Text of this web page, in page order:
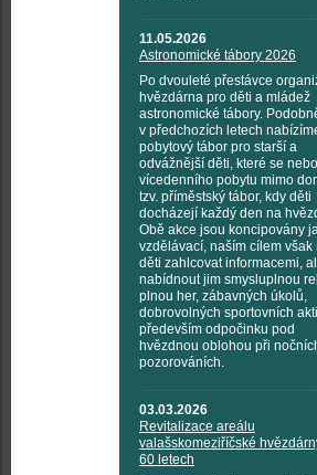
11.05.2026
Astronomické tábory 2026
Po dvouleté přestávce
hvězdárna pro děti a mládež
astronomické tábory.
v předchozích letech
pobytový tábor pro starší a
odvážnější děti, které se
vícedenního pobytu mimo
tzv. příměstský tábor, kdy děti
docházejí každý den na
Obě akce jsou koncipovány
vzdělávací, naším cílem však
děti zahlcovat informacemi,
nabídnout jim smysluplnou
plnou her, zábavných úkolů,
dobrovolných sportovních
především odpočinku pod
hvězdnou oblohou při
pozorováních.
03.03.2026
Revitalizace areálu
valašskomeziříčské
60 letech